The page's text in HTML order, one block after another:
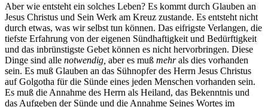
Aber wie entsteht ein solches Leben? Es kommt durch Glauben an
Jesus Christus und Sein Werk am Kreuz zustande. Es entsteht nicht
durch etwas, was wir selbst tun können. Das eifrigste Verlangen, die
tiefste Erfahrung von der eigenen Sündhaftigkeit und Bedürftigkeit
und das inbrünstigste Gebet können es nicht hervorbringen. Diese
Dinge sind alle notwendig, aber es muß mehrals dies vorhanden
sein. Es muß Glauben an das Sühnopfer des Herrn Jesus Christus
auf Golgotha für die Sünde eines jeden Menschen vorhanden sein.
Es muß die Annahme des Herrn als Heiland, das Bekenntnis und
das Aufgeben der Sünde und die Annahme Seines Wortes im